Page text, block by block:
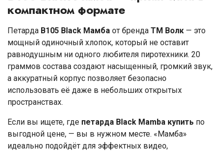
компактном формате
Петарда B105 Black Мамба от бренда ТМ Волк — это
мощный одиночный хлопок, который не оставит
равнодушным ни одного любителя пиротехники. 20
граммов состава создают насыщенный, громкий звук,
а аккуратный корпус позволяет безопасно
использовать её даже в небольших открытых
пространствах.
Если вы ищете, где петарда Black Mamba купить по
выгодной цене, — вы в нужном месте. «Мамба»
идеально подойдёт для эффектных видео,